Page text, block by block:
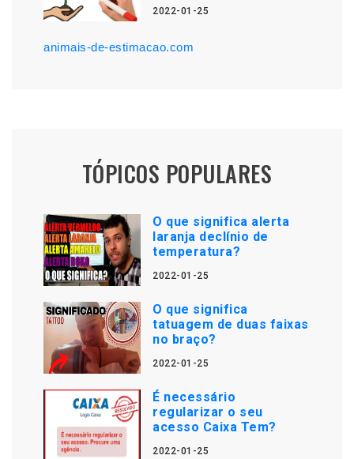
2022-01-25
animais-de-estimacao.com
TÓPICOS POPULARES
O que significa alerta
laranja declínio de
temperatura?
2022-01-25
O que significa
tatuagem de duas faixas
no braço?
2022-01-25
É necessário
regularizar o seu
acesso Caixa Tem?
2022-01-25